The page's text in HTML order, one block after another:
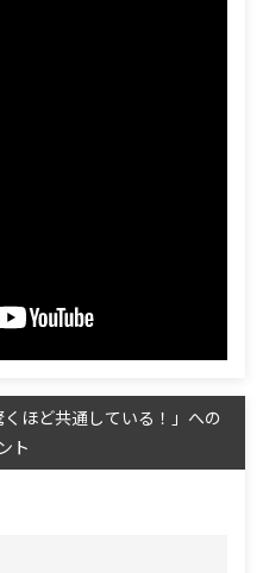
ほど共通している！」への
ト